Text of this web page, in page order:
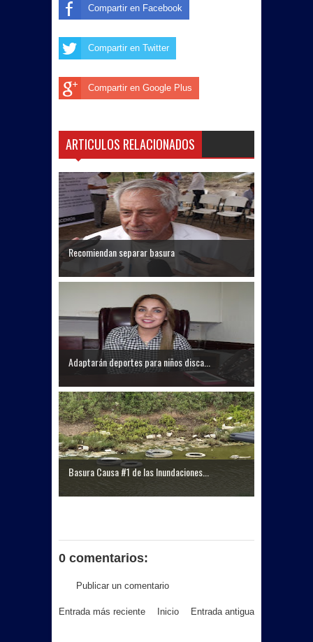
Compartir en Facebook
Compartir en Twitter
Compartir en Google Plus
ARTICULOS RELACIONADOS
Recomiendan separar basura
Adaptarán deportes para niños disca...
Basura Causa #1 de las Inundaciones...
0 comentarios:
Publicar un comentario
Entrada más reciente Entrada antigua
Inicio